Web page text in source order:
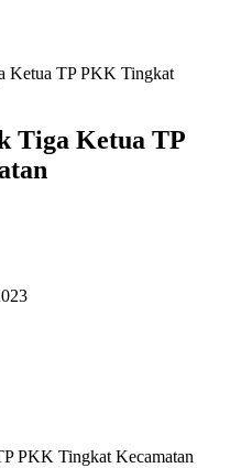
Ketua TP PKK Tingkat
Tiga Ketua TP
PKK Tingkat Kecamatan